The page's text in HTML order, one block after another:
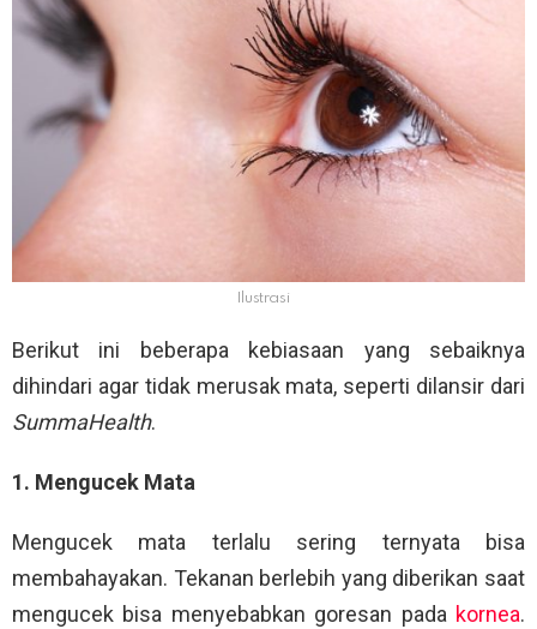
Ilustrasi
Berikut ini beberapa kebiasaan yang sebaiknya
dihindari agar tidak merusak mata, seperti dilansir dari
SummaHealth.
1. Mengucek Mata
Mengucek mata terlalu sering ternyata bisa
membahayakan. Tekanan berlebih yang diberikan saat
mengucek bisa menyebabkan goresan pada kornea.